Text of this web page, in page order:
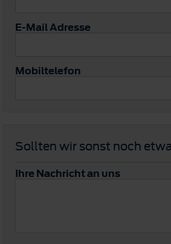
E-Mail Adresse
Mobiltelefon
Sollten wir sonst noch
Ihre Nachricht an uns